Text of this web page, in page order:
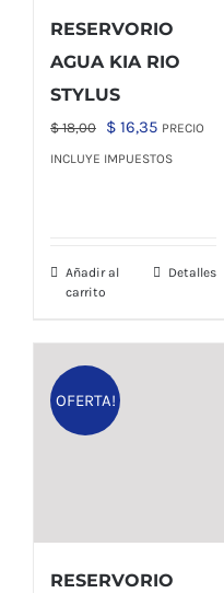
RESERVORIO
AGUA KIA RIO
STYLUS
$18,00
El
precio
$ 16,35El
precio
PRECIO
INCLUYE IMPUESTOS
Añadir al
carrito
Detalles
OFERTA!
RESERVORIO